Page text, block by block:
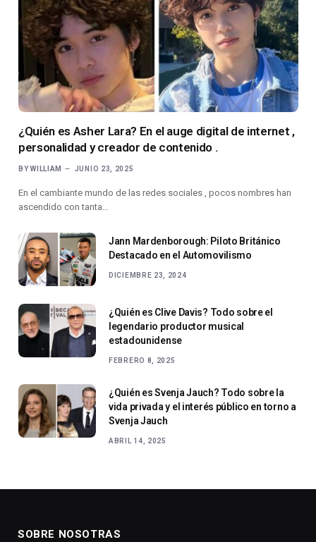
¿Quién es Asher Lara? En el auge digital de internet ,
personalidad y creador de contenido .
BY WILLIAM JUNIO 23, 2025
En el cambiante mundo de las redes sociales , pocos nombres han
ascendido con tanta…
Jann Mardenborough: Piloto Británico
Destacado en el Automovilismo
DICIEMBRE 23, 2024
¿Quién es Clive Davis? Todo sobre el
legendario productor musical
estadounidense
FEBRERO 8, 2025
¿Quién es Svenja Jauch? Todo sobre la
vida privada y el interés público en torno a
Svenja Jauch
ABRIL 14, 2025
SOBRE NOSOTRAS